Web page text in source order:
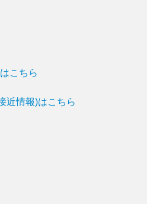
こちら
近情報)はこちら